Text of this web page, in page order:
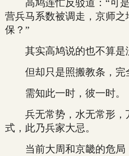
高鸠连忙反驳道：“可是
营兵马系数被调走，京师之
保？”
其实高鸠说的也不算是
但却只是照搬教条，完
需知此一时，彼一时。
兵无常势，水无常形，
式，此乃兵家大忌。
当前大周和京畿的危局